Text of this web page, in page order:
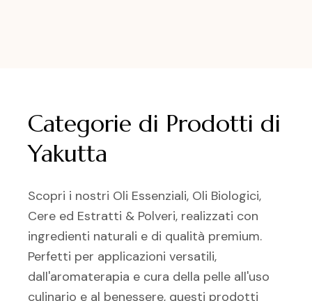
Categorie di Prodotti di
Yakutta
Scopri i nostri Oli Essenziali, Oli Biologici,
Cere ed Estratti & Polveri, realizzati con
ingredienti naturali e di qualità premium.
Perfetti per applicazioni versatili,
dall'aromaterapia e cura della pelle all'uso
culinario e al benessere, questi prodotti